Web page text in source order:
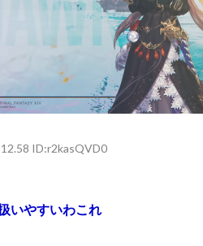
ID:r2kasQVD0
いやすいわこれ